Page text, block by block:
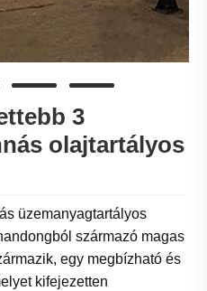
3
olajtartályos
üzemanyagtartályos
származó magas
egy megbízható és
kifejezetten